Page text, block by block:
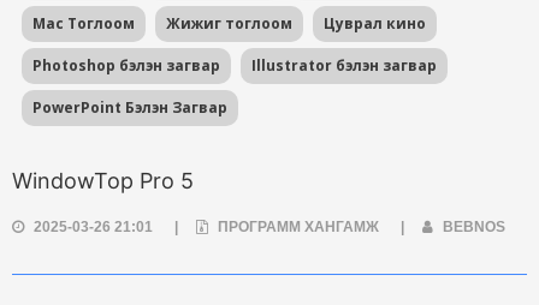
Mac Тоглоом Жижиг тоглоом Цуврал кино
Photoshop бэлэн загвар Illustrator бэлэн загвар
PowerPoint Бэлэн Загвар
WindowTop Pro 5
2025-03-26 21:01 ПРОГРАММ ХАНГАМЖ BEBNOS